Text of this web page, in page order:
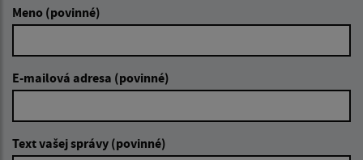
Meno (povinné)
E-mailová adresa (povinné)
Text vašej správy (povinné)